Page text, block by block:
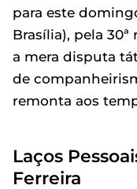
para este
Brasília), pela
a mera disputa
de
remonta aos
Laços
Ferreira